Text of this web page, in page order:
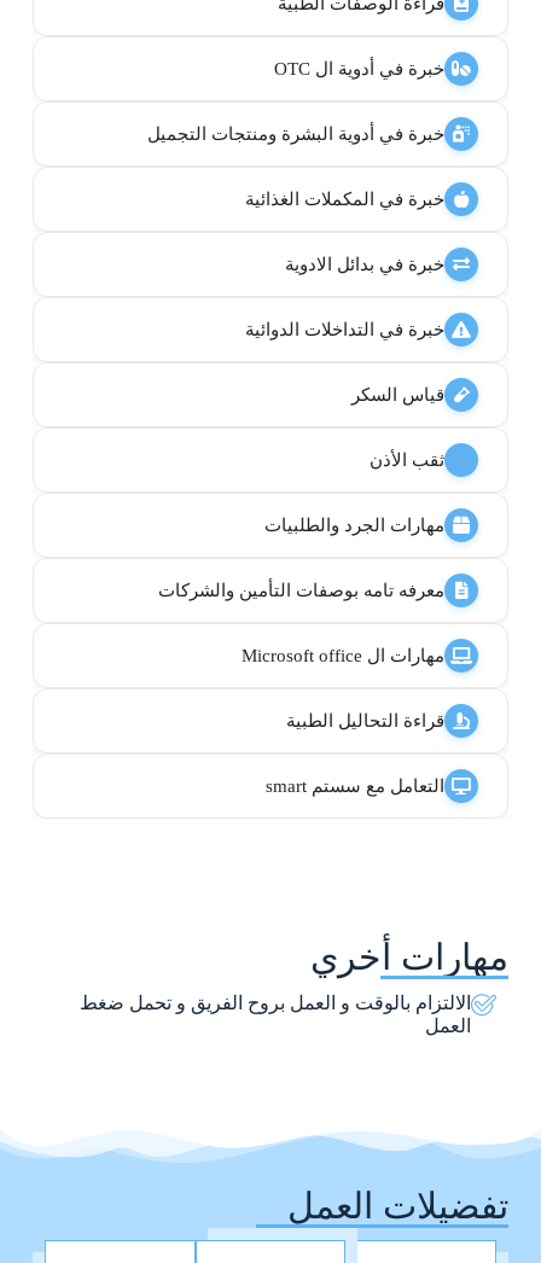
قراءة الوصفات الطبية
خبرة في أدوية ال OTC
خبرة في أدوية البشرة ومنتجات التجميل
خبرة في المكملات الغذائية
خبرة في بدائل الادوية
خبرة في التداخلات الدوائية
قياس السكر
ثقب الأذن
مهارات الجرد والطلبيات
معرفه تامه بوصفات التأمين والشركات
مهارات ال Microsoft office
قراءة التحاليل الطبية
التعامل مع سستم smart
مهارات أخري
الالتزام بالوقت و العمل بروح الفريق و تحمل ضغط
العمل
تفضيلات العمل